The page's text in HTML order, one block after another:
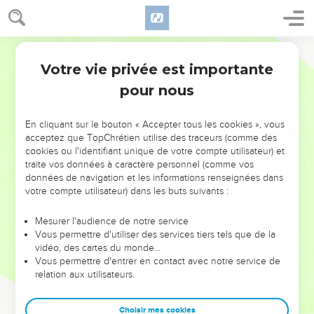
NE MANQUEZ PAS L’ÉVÉNEMENT
DE L’ANNÉE !
ET SI LEURS ERREURS POUVAIENT VOUS ÉVITER LES
VOTRES ?
leur foi ou leur vision. Mais on voit moins les doutes, les erreurs
et les saisons difficiles qu'ils ont traversés, alors même que ce
sont elles qui les ont façonnés.
Dans cette conférence, leaders, entrepreneurs, et responsables
clés pour avancer avec plus de sagesse afin que leurs erreurs
Votre vie privée est importante
pour nous
En cliquant sur le bouton « Accepter tous les cookies », vous
acceptez que TopChrétien utilise des traceurs (comme des
cookies ou l'identifiant unique de votre compte utilisateur) et
traite vos données à caractère personnel (comme vos
données de navigation et les informations renseignées dans
votre compte utilisateur) dans les buts suivants :
Mesurer l'audience de notre service
Vous permettre d'utiliser des services tiers tels que de la
vidéo, des cartes du monde…
Vous permettre d'entrer en contact avec notre service de
relation aux utilisateurs.
Choisir mes cookies